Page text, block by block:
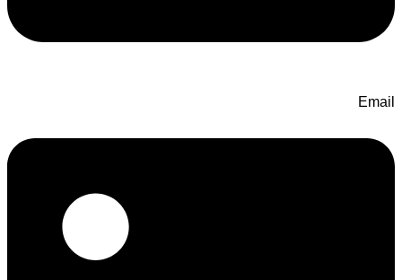
Email